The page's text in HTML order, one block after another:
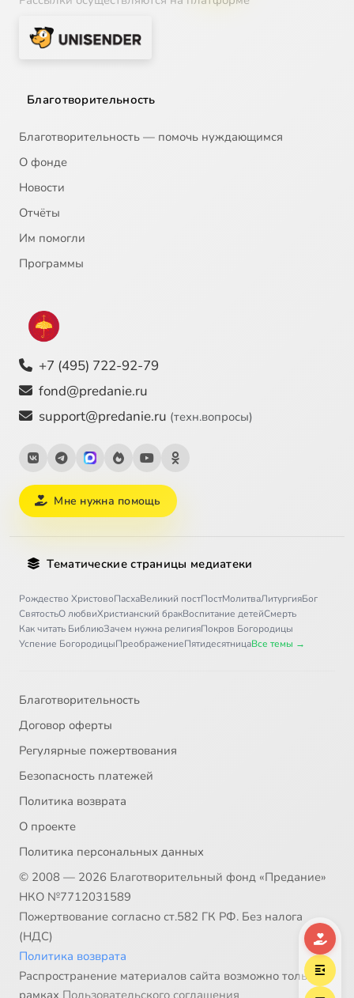
Благотворительность
Благотворительность — помочь нуждающимся
О фонде
Новости
Отчёты
Им помогли
Программы
+7 (495) 722-92-79
fond@predanie.ru
support@predanie.ru (техн.вопросы)
Мне нужна помощь
Тематические страницы медиатеки
Рождество ХристовоПасхаВеликий постПостМолитваЛитургияБог
СвятостьО любвиХристианский бракВоспитание детейСмерть
Как читать БиблиюЗачем нужна религияПокров Богородицы
Успение БогородицыПреображениеПятидесятницаВсе темы →
Благотворительность
Договор оферты
Регулярные пожертвования
Безопасность платежей
Политика возврата
О проекте
Политика персональных данных
© 2008 — 2026 Благотворительный фонд «Предание»
НКО №7712031589
Пожертвование согласно ст.582 ГК РФ. Без налога
(НДС)
Политика возврата
Распространение материалов сайта возможно только в
рамках Пользовательского соглашения